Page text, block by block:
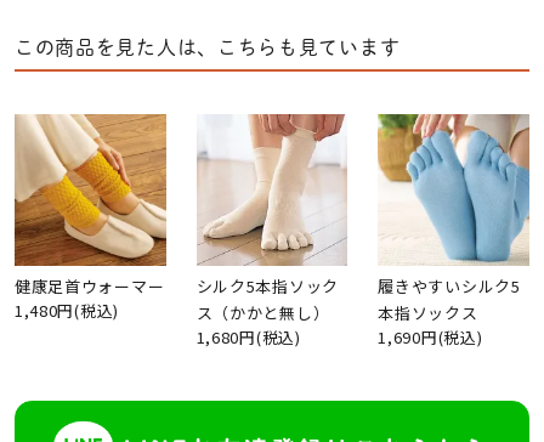
この商品を見た人は、こちらも見ています
健康足首ウォーマー
1,480円(税込)
シルク5本指ソック
ス（かかと無し）
1,680円(税込)
履きやすいシルク5
本指ソックス
1,690円(税込)